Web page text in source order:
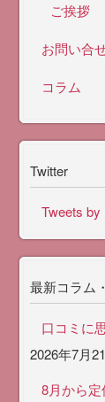
ご挨拶
お問い合
コラム
Twitter
Tweets by
最新コラム
口コミに
2026年7月
8月から